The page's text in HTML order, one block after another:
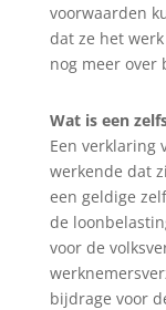
voorwaarden
dat ze het
nog meer over
Wat is een
Een verklaring
werkende dat
een geldige
de
voor de
bijdrage voor